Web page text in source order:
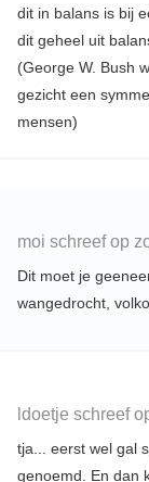
dit in balans is bij
dit geheel uit
(George W. Bush
gezicht een
mensen)
moi schreef op
Dit moet je
wangedrocht,
ldoetje schreef
tja... eerst wel gal
genoemd. En dan